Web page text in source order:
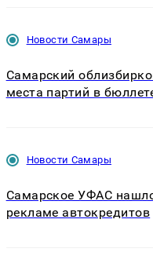
Новости Самары
Самарский
места партий в
Новости Самары
Самарское УФАС
рекламе автокредитов